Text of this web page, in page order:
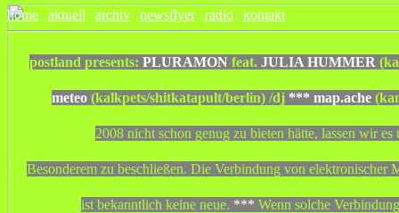
home aktuell archiv newsflyer| radio kontakt
postland presents: PLURAMON feat. JULIA HUMMER
meteo (kalkpets/shitkatapult/berlin) /dj *** map.ache
2008 nicht schon genug zu bieten hätte, lassen wir
Besonderem zu beschließen. Die Verbindung von
ist bekanntlich keine neue. *** Wenn solche